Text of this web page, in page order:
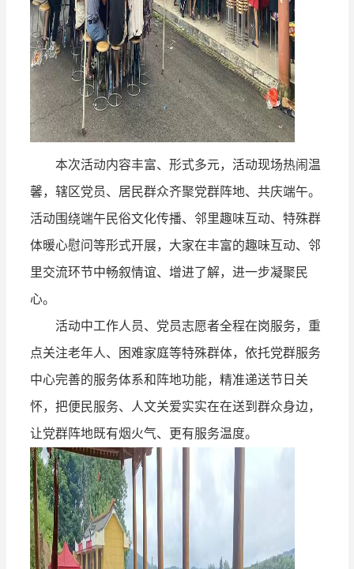
本次活动内容丰富、形式多元，活动现场热闹温
馨，辖区党员、居民群众齐聚党群阵地、共庆端午。
活动围绕端午民俗文化传播、邻里趣味互动、特殊群
体暖心慰问等形式开展，大家在丰富的趣味互动、邻
里交流环节中畅叙情谊、增进了解，进一步凝聚民
心。
活动中工作人员、党员志愿者全程在岗服务，重
点关注老年人、困难家庭等特殊群体，依托党群服务
中心完善的服务体系和阵地功能，精准递送节日关
怀，把便民服务、人文关爱实实在在送到群众身边，
让党群阵地既有烟火气、更有服务温度。